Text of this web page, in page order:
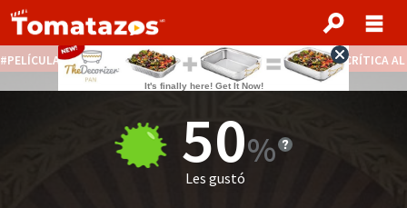
PELÍCULAS STREAMING GRATIS NOTICIAS DESTACADAS CRÍTICA
50
Les gustó